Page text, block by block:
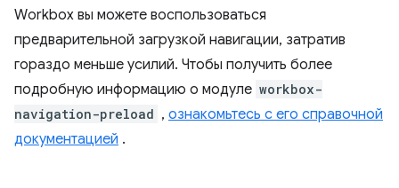
Workbox вы можете воспользоваться
предварительной загрузкой навигации, затратив
гораздо меньше усилий. Чтобы получить более
подробную информацию о модуле workbox-
navigation-preload , ознакомьтесь с его справочной
документацией .